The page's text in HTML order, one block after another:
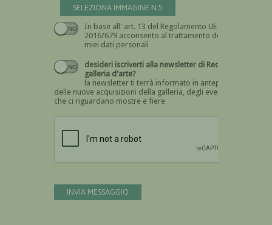
SELEZIONA IMMAGINE N.5
In base all' art. 13 del Regolamento UE n.
2016/679 acconsento al trattamento dei
miei dati personali
Devi dare il consenso
desideri iscriverti alla newsletter di Recta
galleria d'arte?
la newsletter ti terrà informato in anteprima
delle nuove acquisizioni della galleria, degli eventi
che ci riguardano mostre e fiere
INVIA MESSAGGIO